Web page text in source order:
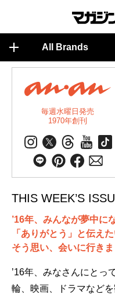
All Brands
毎週水曜日発売
1970年創刊
THIS WEEK’S
’16年、みんなが夢中に
「ありがとう」と伝えた
そう思い、会いに行きま
’16年、みなさんにとっ
輪、映画、ドラマなど